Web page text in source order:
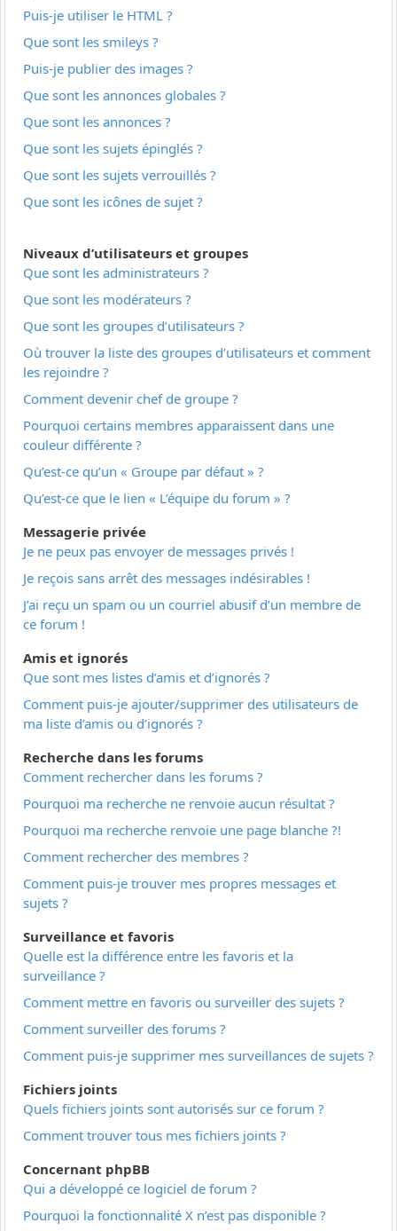
Puis-je utiliser le HTML ?
Que sont les smileys ?
Puis-je publier des images ?
Que sont les annonces globales ?
Que sont les annonces ?
Que sont les sujets épinglés ?
Que sont les sujets verrouillés ?
Que sont les icônes de sujet ?
Niveaux d’utilisateurs et groupes
Que sont les administrateurs ?
Que sont les modérateurs ?
Que sont les groupes d’utilisateurs ?
Où trouver la liste des groupes d’utilisateurs et comment
les rejoindre ?
Comment devenir chef de groupe ?
Pourquoi certains membres apparaissent dans une
couleur différente ?
Qu’est-ce qu’un « Groupe par défaut » ?
Qu’est-ce que le lien « L’équipe du forum » ?
Messagerie privée
Je ne peux pas envoyer de messages privés !
Je reçois sans arrêt des messages indésirables !
J’ai reçu un spam ou un courriel abusif d’un membre de
ce forum !
Amis et ignorés
Que sont mes listes d’amis et d’ignorés ?
Comment puis-je ajouter/supprimer des utilisateurs de
ma liste d’amis ou d’ignorés ?
Recherche dans les forums
Comment rechercher dans les forums ?
Pourquoi ma recherche ne renvoie aucun résultat ?
Pourquoi ma recherche renvoie une page blanche ?!
Comment rechercher des membres ?
Comment puis-je trouver mes propres messages et
sujets ?
Surveillance et favoris
Quelle est la différence entre les favoris et la
surveillance ?
Comment mettre en favoris ou surveiller des sujets ?
Comment surveiller des forums ?
Comment puis-je supprimer mes surveillances de sujets ?
Fichiers joints
Quels fichiers joints sont autorisés sur ce forum ?
Comment trouver tous mes fichiers joints ?
Concernant phpBB
Qui a développé ce logiciel de forum ?
Pourquoi la fonctionnalité X n’est pas disponible ?